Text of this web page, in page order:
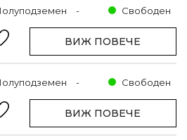
- Свободен
ВИЖ ПОВЕЧЕ
- Свободен
ВИЖ ПОВЕЧЕ